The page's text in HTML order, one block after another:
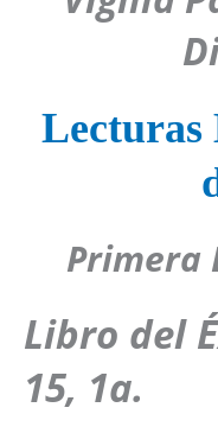
Lecturas
Primera
Libro del
15, 1a.